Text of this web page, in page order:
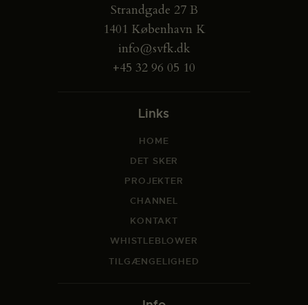
Strandgade 27 B
1401 København K
info@svfk.dk
+45 32 96 05 10
Links
HOME
DET SKER
PROJEKTER
CHANNEL
KONTAKT
WHISTLEBLOWER
TILGÆNGELIGHED